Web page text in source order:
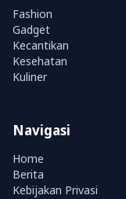
Fashion
Gadget
Kecantikan
Kesehatan
Kuliner
Navigasi
Home
Berita
Kebijakan Privasi